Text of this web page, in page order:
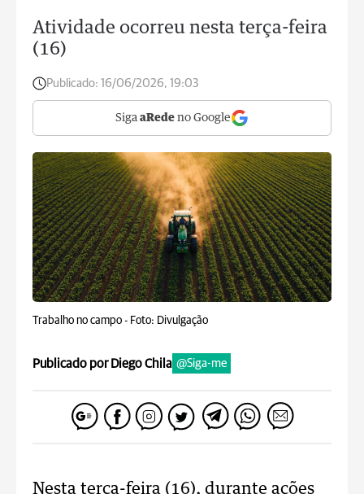
Atividade ocorreu nesta terça-feira
(16)
Publicado: 16/06/2026, 19:03
Siga aRede no Google
Trabalho no campo - Foto: Divulgação
Publicado por Diego Chila @Siga-me
Nesta terça-feira (16), durante ações